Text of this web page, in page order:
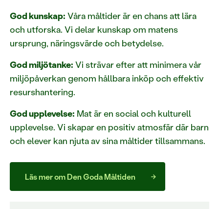
God kunskap: Våra måltider är en chans att lära
och utforska. Vi delar kunskap om matens
ursprung, näringsvärde och betydelse.
God miljötanke: Vi strävar efter att minimera vår
miljöpåverkan genom hållbara inköp och effektiv
resurshantering.
God upplevelse: Mat är en social och kulturell
upplevelse. Vi skapar en positiv atmosfär där barn
och elever kan njuta av sina måltider tillsammans.
Läs mer om Den Goda Måltiden